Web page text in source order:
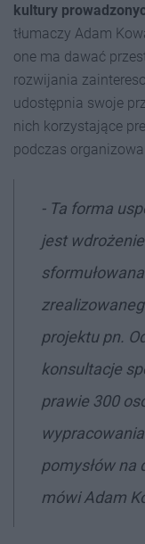
kultury
tłumaczy Adam
one ma dawać
rozwijania
udostępnia swoje
nich korzystające
podczas
- Ta forma
jest
projektu pn.
konsultacje
prawie 300
pomysłów
mówi Adam